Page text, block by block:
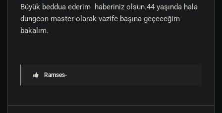
Büyük beddua ederim haberiniz olsun.44 yaşında hala
dungeon master olarak vazife başına geçeceğim
bakalım.
Ramses-